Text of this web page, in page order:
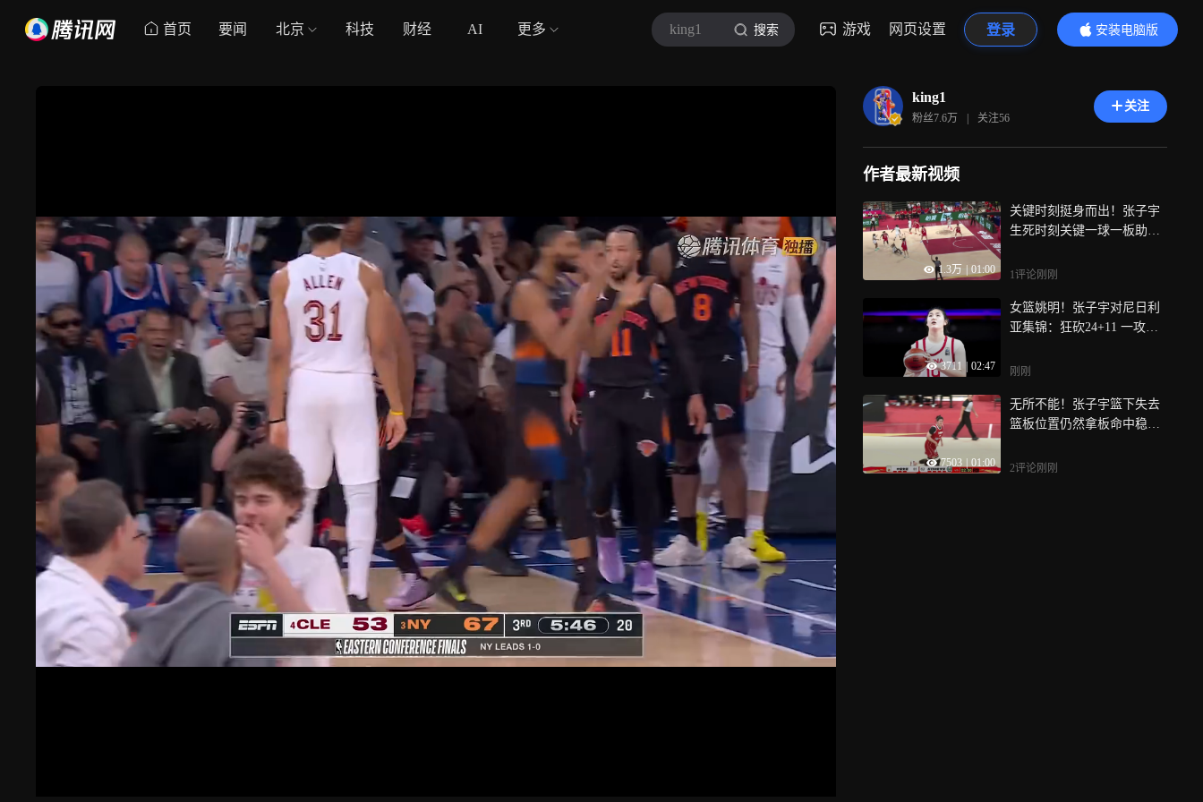
首页 要闻 北京 科技 财经 AI 更多 king1 搜索 游戏 网页设置 登录
安装电脑版
内容更精彩
king1
粉丝7.6万 | 关注56
关注
作者最新视频
1.3万 01:00
关键时刻挺身而出！张子宇
生死时刻关键一球一板助女
1评论刚刚
3711 02:47
女篮姚明！张子宇对尼日利
亚集锦：狂砍24+11 一攻一
刚刚
7503 01:00
无所不能！张子宇篮下失去
篮板位置仍然拿板命中稳住
2评论刚刚